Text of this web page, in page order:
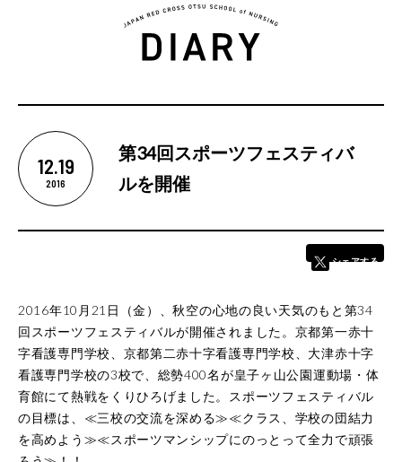
カリキュラム
教育理念
基本情報
卒業後の進路
学校評価
高等教育の修学支援制度
12.19
2016
第34回スポーツフェスティバ
ルを開催
シェアする
2016年10月21日（金）、秋空の心地の良い天気のもと第34
回スポーツフェスティバルが開催されました。京都第一赤十
字看護専門学校、京都第二赤十字看護専門学校、大津赤十字
看護専門学校の3校で、総勢400名が皇子ヶ山公園運動場・体
育館にて熱戦をくりひろげました。スポーツフェスティバル
の目標は、≪三校の交流を深める≫≪クラス、学校の団結力
を高めよう≫≪スポーツマンシップにのっとって全力で頑張